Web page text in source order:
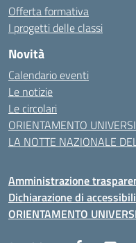
Offerta formativa
I progetti delle classi
Novità
Calendario eventi
Le notizie
Le circolari
ORIENTAMENTO
LA NOTTE NAZIONALE
Amministrazione
Dichiarazione di
ORIENTAMENTO